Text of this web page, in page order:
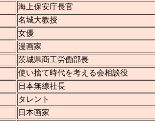
海上保安庁長官
名城大教授
女優
漫画家
茨城県商工労働部長
使い捨て時代を考える会相談役
日本無線社長
タレント
日本画家